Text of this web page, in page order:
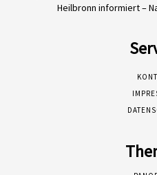
Heilbronn informiert –